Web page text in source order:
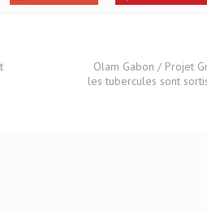
Olam Gabon / Projet
les tubercules sont